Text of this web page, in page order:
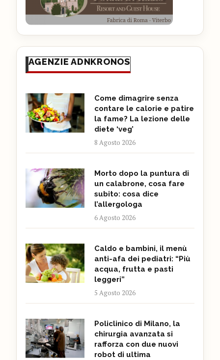
AGENZIE ADNKRONOS
Come dimagrire senza
contare le calorie e patire
la fame? La lezione delle
diete ‘veg’
8 Agosto 2026
Morto dopo la puntura di
un calabrone, cosa fare
subito: cosa dice
l’allergologa
6 Agosto 2026
Caldo e bambini, il menù
anti-afa dei pediatri: “Più
acqua, frutta e pasti
leggeri”
5 Agosto 2026
Policlinico di Milano, la
chirurgia avanzata si
rafforza con due nuovi
robot di ultima